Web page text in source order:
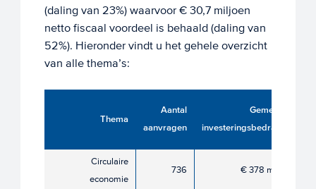
(daling van 23%) waarvoor € 30,7 miljoen
netto fiscaal voordeel is behaald (daling van
52%). Hieronder vindt u het gehele overzicht
van alle thema’s:
Thema
Aantal
aanvragen
Gemeld
investeringsbedrag
Circulaire
economie
736 € 378 mln